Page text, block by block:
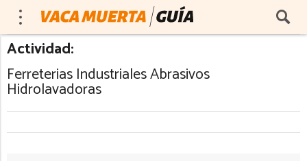
Actividad:
Ferreterias Industriales Abrasivos
Hidrolavadoras